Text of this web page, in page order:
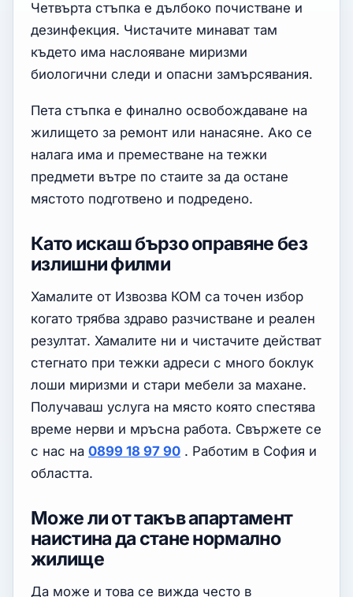
Четвърта стъпка е дълбоко почистване и
дезинфекция. Чистачите минават там
където има наслояване миризми
биологични следи и опасни замърсявания.
Пета стъпка е финално освобождаване на
жилището за ремонт или нанасяне. Ако се
налага има и преместване на тежки
предмети вътре по стаите за да остане
мястото подготвено и подредено.
Като искаш бързо оправяне без
излишни филми
Хамалите от Извозва КОМ са точен избор
когато трябва здраво разчистване и реален
резултат. Хамалите ни и чистачите действат
стегнато при тежки адреси с много боклук
лоши миризми и стари мебели за махане.
Получаваш услуга на място която спестява
време нерви и мръсна работа. Свържете се
с нас на 0899 18 97 90 . Работим в София и
областта.
Може ли от такъв апартамент
наистина да стане нормално
жилище
Да може и това се вижда често в